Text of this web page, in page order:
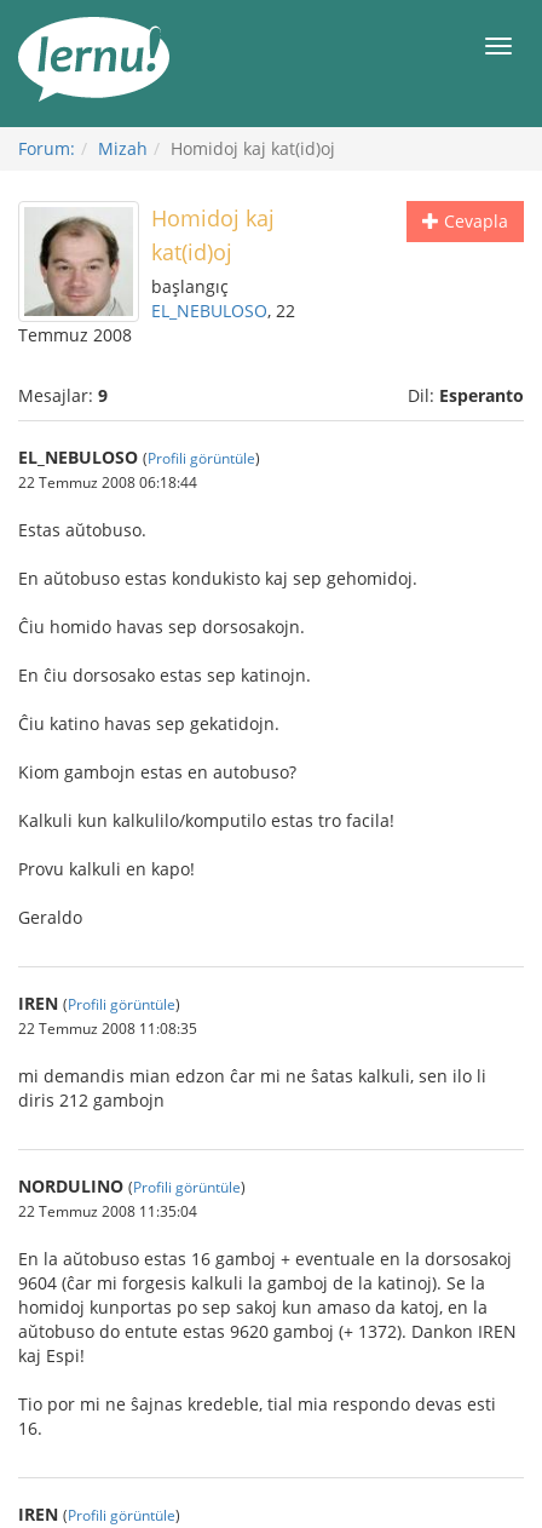
Görüntüleme
Forum: Mizah Homidoj kaj kat(id)oj
Cevapla
Homidoj kaj
kat(id)oj
başlangıç
EL_NEBULOSO, 22
Temmuz 2008
Mesajlar: 9 Dil: Esperanto
EL_NEBULOSO (Profili görüntüle)
22 Temmuz 2008 06:18:44
Estas aŭtobuso.
En aŭtobuso estas kondukisto kaj sep gehomidoj.
Ĉiu homido havas sep dorsosakojn.
En ĉiu dorsosako estas sep katinojn.
Ĉiu katino havas sep gekatidojn.
Kiom gambojn estas en autobuso?
Kalkuli kun kalkulilo/komputilo estas tro facila!
Provu kalkuli en kapo!
Geraldo
IREN (Profili görüntüle)
22 Temmuz 2008 11:08:35
mi demandis mian edzon ĉar mi ne ŝatas kalkuli, sen ilo li
diris 212 gambojn
NORDULINO (Profili görüntüle)
22 Temmuz 2008 11:35:04
En la aŭtobuso estas 16 gamboj + eventuale en la dorsosakoj
9604 (ĉar mi forgesis kalkuli la gamboj de la katinoj). Se la
homidoj kunportas po sep sakoj kun amaso da katoj, en la
aŭtobuso do entute estas 9620 gamboj (+ 1372). Dankon IREN
kaj Espi!
Tio por mi ne ŝajnas kredeble, tial mia respondo devas esti
16.
IREN (Profili görüntüle)